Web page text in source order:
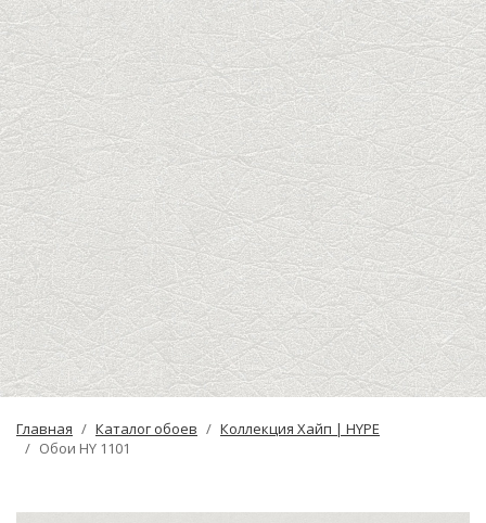
Главная Каталог обоев
Коллекция Хайп | HYPE
Обои HY 1101